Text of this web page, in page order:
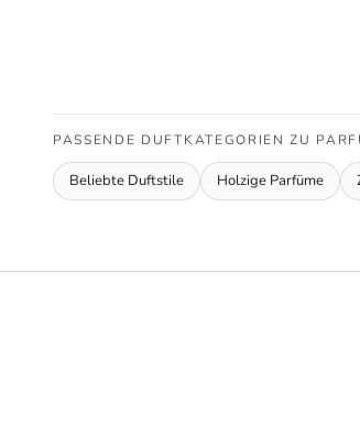
PASSENDE DUFTKATEGORIEN ZU
Beliebte Duftstile Holzige Parfüme